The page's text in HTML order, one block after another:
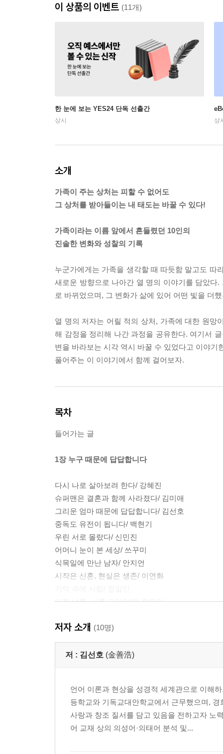
이 상품의 이벤트 (11개)
한 눈에 보는 YES24 단독 선출간
상시 상
소개
가족이 주는 상처는 피할 수 없어도
그 상처를 받아들이는 내 태도는 바꿀 수 있다!
가족이라는 이름 앞에서 흔들렸던 10인의
진솔한 변화와 성찰의 기록
누군가에게는 가족을 생각할 때 따듯함 말고도 따
새로운 방향으로 나아간 열 명의 이야기를 담았다
로 바뀌었으며, 그 변화가 삶에 있어 어떤 빛을 더
열 명의 저자는 어릴 적의 상처, 가족에 대한 원망
해 감정을 정리해 나간 과정을 공유한다. 여기서
변을 바라보는 시각 역시 바꿀 수 있었다고 이야
풀어주는 이 이야기에서 함께 걸어보자.
목차
들어가는 글
1장 누구 때문에 답답합니다
다시 나로 살아보려 한다/ 강혜진
슈퍼맨은 결혼과 함께 사라졌다/ 김미애
그리운 엄마 때문에 답답합니다/ 김선호
중독도 유전이 됩니다/ 백현기
우린 서로 몰랐다/ 신민진
어머니 눈이 본 세상/ 쓰꾸미
식목일에 만난 남자/ 안지언
시작은 신혼, 현실은 생존/ 이연화
아직 너를, 너를 그리워해/ 황은미
2장 나만의 탈출구를 찾아서
기분 좋은 변화/ 강혜진
나의 삶, 이제부터 나빌레라/ 백현기
멀리서 봐야 예쁘다/ 신민진
일상을 지키는 새벽 달리기/ 쓰꾸미
따라가는 사람보다 이끄는 사람/ 안지언
저자 소개 (10명)
저 : 김선호 (金善浩)
언어 이론과 현상을 성경적 세계관으로 이해
등학교와 기독교대안학교에서 근무했으며,
사랑과 창조 질서를 담고 있음을 전하고자 노
어 교재 상의 의성어·의태어 분석 및...